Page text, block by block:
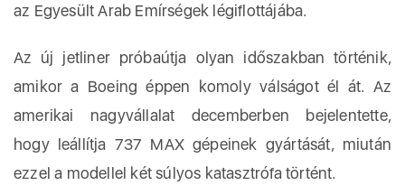
az Egyesült Arab Emírségek légiflottájába.
Az új jetliner próbaútja olyan időszakban történik,
amikor a Boeing éppen komoly válságot él át. Az
amerikai nagyvállalat decemberben bejelentette,
hogy leállítja 737 MAX gépeinek gyártását, miután
ezzel a modellel két súlyos katasztrófa történt.